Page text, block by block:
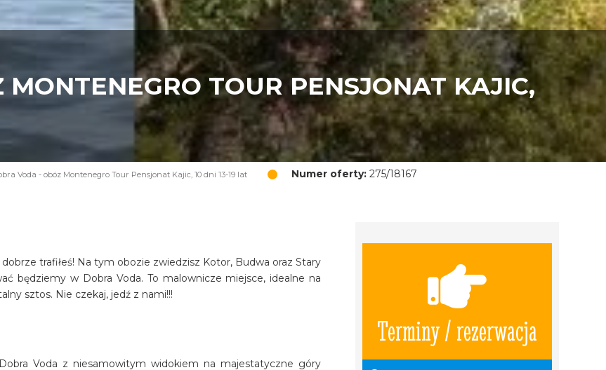
TOUR PENSJONAT KAJIC,
Voda - obóz Montenegro Tour Pensjonat Kajic, 10 dni 13-19 lat Numer oferty:275/18167
Terminy / rezerwacja
trafiłeś! Na tym obozie zwiedzisz Kotor, Budwa oraz Stary
będziemy w Dobra Voda. To malownicze miejsce, idealne na
sztos. Nie czekaj, jedź z nami!!!
Voda z niesamowitym widokiem na majestatyczne góry